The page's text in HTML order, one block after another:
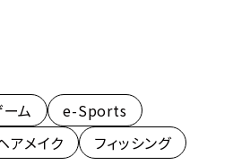
ム
e-Sports
アメイク
フィッシング